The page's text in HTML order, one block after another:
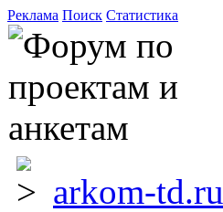
Реклама Поиск Статистика
arkom-td.ru